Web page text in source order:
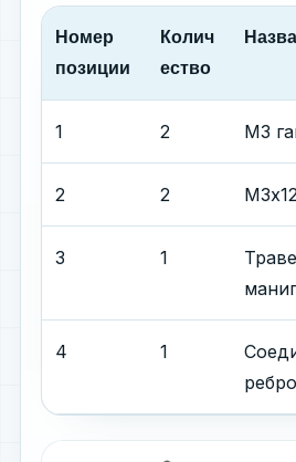
Номер
позиции
Колич
ество
1 2 М3
2 2
3 1
4 1